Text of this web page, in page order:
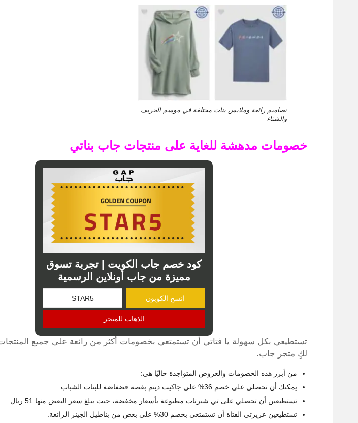
تصاميم رائعة وملابس بنات مختلفة في موسم الخريف
والشتاء
خصومات مدهشة للغاية على منتجات جاب بناتي
كود خصم جاب الكويت | تجربة تسوق
مميزة من جاب أونلاين الرسمية
انسخ الكوبون
الذهاب للمتجر
تستطيعي بكل سهولة يا فتاتي أن تستمتعي بخصومات أكثر من رائعة على جميع
لكِ متجر جاب.
من أبرز هذه الخصومات والعروض المتواجدة حاليًا هي:
يمكنك أن تحصلي على خصم 36% على جاكيت دينم بقصة فضفاضة للبنات الشباب.
تستطيعين أن تحصلي على تي شيرتات مطبوعة بأسعار مخفضة، حيث يبلغ سعر البعض منها 51 ريال.
تستطيعين عزيزتي الفتاة أن تستمتعي بخصم 30% على بعض من بناطيل الجينز الرائعة.